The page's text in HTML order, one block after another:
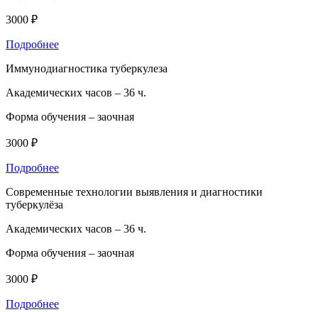
3000 ₽
Подробнее
Иммунодиагностика туберкулеза
Академических часов – 36 ч.
Форма обучения – заочная
3000 ₽
Подробнее
Современные технологии выявления и диагностики
туберкулёза
Академических часов – 36 ч.
Форма обучения – заочная
3000 ₽
Подробнее